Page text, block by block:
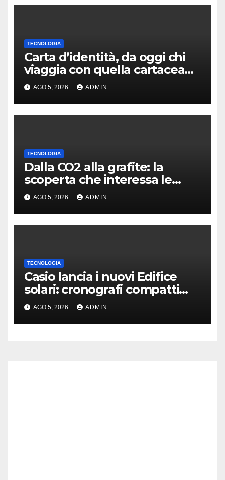
TECNOLOGIA
Carta d’identità, da oggi chi
viaggia con quella cartacea
potrebbe rimanere a terra
AGO 5, 2026 ADMIN
TECNOLOGIA
Dalla CO2 alla grafite: la
scoperta che interessa le
batterie EV
AGO 5, 2026 ADMIN
TECNOLOGIA
Casio lancia i nuovi Edifice
solari: cronografi compatti
con vetro zaffiro
AGO 5, 2026 ADMIN